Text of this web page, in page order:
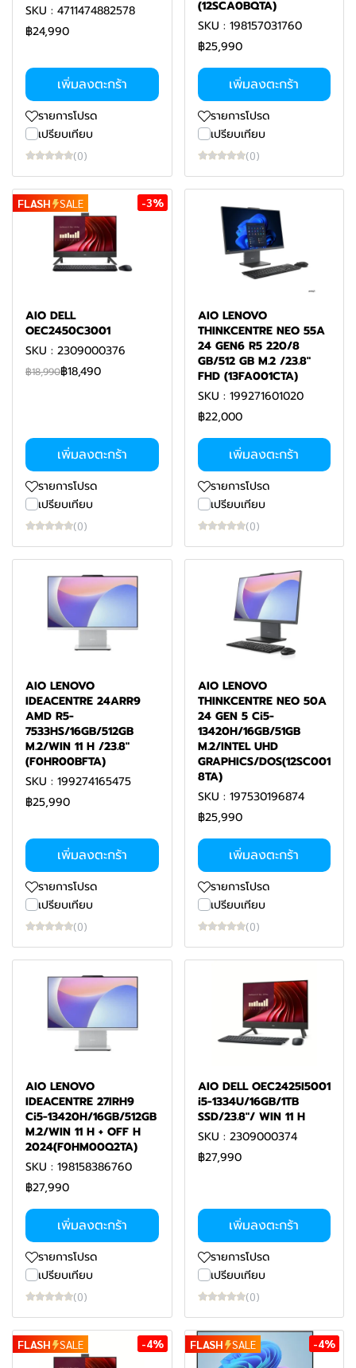
SKU : 4711474882578
฿24,990
เพิ่มลงตะกร้า
รายการโปรด
เปรียบเทียบ
(0)
(12SCA0BQTA)
SKU : 198157031760
฿25,990
เพิ่มลงตะกร้า
รายการโปรด
เปรียบเทียบ
(0)
FLASH SALE -3%
AIO DELL
OEC2450C3001
SKU : 2309000376
฿18,990฿18,490
เพิ่มลงตะกร้า
รายการโปรด
เปรียบเทียบ
(0)
AIO LENOVO
THINKCENTRE NEO 55A
24 GEN6 R5 220/8
GB/512 GB M.2 /23.8"
FHD (13FA001CTA)
SKU : 199271601020
฿22,000
เพิ่มลงตะกร้า
รายการโปรด
เปรียบเทียบ
(0)
AIO LENOVO
IDEACENTRE 24ARR9
AMD R5-
7533HS/16GB/512GB
M.2/WIN 11 H /23.8"
(F0HR00BFTA)
SKU : 199274165475
฿25,990
เพิ่มลงตะกร้า
รายการโปรด
เปรียบเทียบ
(0)
AIO LENOVO
THINKCENTRE NEO 50A
24 GEN 5 Ci5-
13420H/16GB/51GB
M.2/INTEL UHD
GRAPHICS/DOS(12SC001
8TA)
SKU : 197530196874
฿25,990
เพิ่มลงตะกร้า
รายการโปรด
เปรียบเทียบ
(0)
AIO LENOVO
IDEACENTRE 27IRH9
Ci5-13420H/16GB/512GB
M.2/WIN 11 H + OFF H
2024(F0HM00Q2TA)
SKU : 198158386760
฿27,990
เพิ่มลงตะกร้า
รายการโปรด
เปรียบเทียบ
(0)
AIO DELL OEC2425I5001
i5-1334U/16GB/1TB
SSD/23.8"/ WIN 11 H
SKU : 2309000374
฿27,990
เพิ่มลงตะกร้า
รายการโปรด
เปรียบเทียบ
(0)
FLASH SALE -4% FLASH SALE -4%